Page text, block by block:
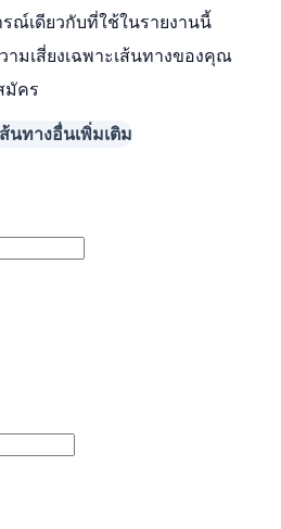
ณ์เดียวกับที่ใช้ในรายงานนี้
มเสี่ยงเฉพาะเส้นทางของคุณ
มัคร
นทางอื่นเพิ่มเติม